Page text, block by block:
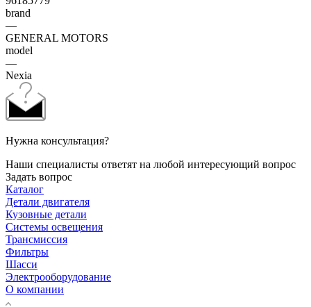
brand
—
GENERAL MOTORS
model
—
Nexia
Нужна консультация?
Наши специалисты ответят на любой интересующий вопрос
Задать вопрос
Каталог
Детали двигателя
Кузовные детали
Системы освещения
Трансмиссия
Фильтры
Шасси
Электрооборудование
О компании